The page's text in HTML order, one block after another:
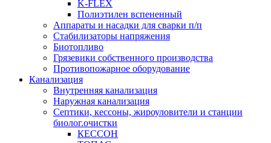
K-FLEX
Полиэтилен вспененный
Аппараты и насадки для сварки п/п
Стабилизаторы напряжения
Биотопливо
Грязевики собственного производства
Противопожарное оборудование
Канализация
Внутренняя канализация
Наружная канализация
Септики, кессоны, жироуловители и станции
биолог.очистки
КЕССОН